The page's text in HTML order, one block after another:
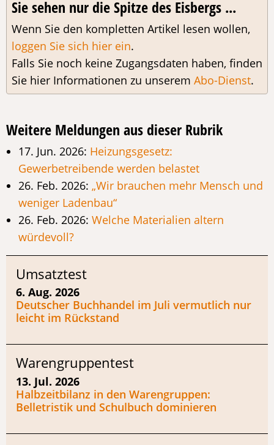
Sie sehen nur die Spitze des Eisbergs ...
Wenn Sie den kompletten Artikel lesen wollen,
loggen Sie sich hier ein.
Falls Sie noch keine Zugangsdaten haben, finden
Sie hier Informationen zu unserem Abo-Dienst.
Weitere Meldungen aus dieser Rubrik
17. Jun. 2026: Heizungsgesetz:
Gewerbetreibende werden belastet
26. Feb. 2026: „Wir brauchen mehr Mensch und
weniger Ladenbau“
26. Feb. 2026: Welche Materialien altern
würdevoll?
Umsatztest
6. Aug. 2026
Deutscher Buchhandel im Juli vermutlich nur
leicht im Rückstand
Warengruppentest
13. Jul. 2026
Halbzeitbilanz in den Warengruppen:
Belletristik und Schulbuch dominieren